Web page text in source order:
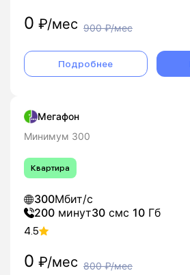
0 ₽/мес 900₽/мес
Подробнее
Мегафон
Минимум 300
Квартира
300Мбит/с
200 минут30 смс 10 Гб
4.5
0 ₽/мес 800₽/мес